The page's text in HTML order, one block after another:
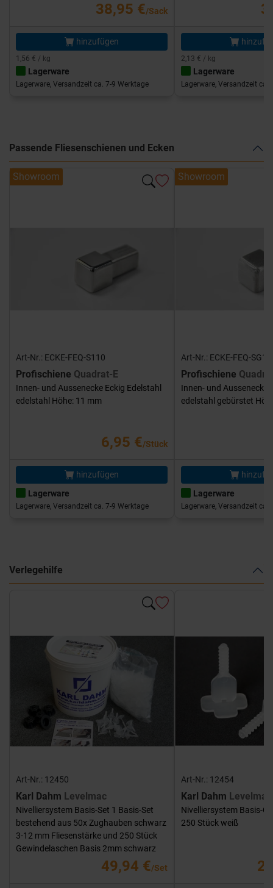
38,95 €/Sack
hinzufügen
1,56 € / kg
Lagerware
Lagerware, Versandzeit ca. 7-9 Werktage
2,13 € / kg
Lagerware
Lagerware, Versandzeit ca.
Passende Fliesenschienen und Ecken
Showroom
Art-Nr.: ECKE-FEQ-S110
Profischiene Quadrat-E
Innen- und Aussenecke Eckig Edelstahl
edelstahl Höhe: 11 mm
6,95 €/Stück
hinzufügen
Lagerware
Lagerware, Versandzeit ca. 7-9 Werktage
Showroom
Art-Nr.: ECKE-FEQ-
Profischiene
Innen- und Aussenecke
edelstahl gebürstet
Lagerware
Lagerware, Versandzeit ca.
Verlegehilfe
Art-Nr.: 12450
Karl Dahm Levelmac
Nivelliersystem Basis-Set 1 Basis-Set
bestehend aus 50x Zughauben schwarz
3-12 mm Fliesenstärke und 250 Stück
Gewindelaschen Basis 2mm schwarz
49,94 €/Set
Art-Nr.: 12454
Karl Dahm Levelmac
Nivelliersystem Basis-
250 Stück weiß